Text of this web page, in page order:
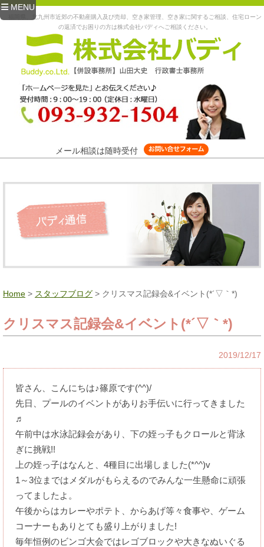
MENU
福岡県、北九州市近郊の不動産購入及び売却、空き家管理、空き家に関するご相談、住宅ローン
の返済でお困りの方は株式会社バディへご相談ください。
メール相談は随時受付
Home > スタッフブログ > クリスマス記録会&イベント(*´▽｀*)
クリスマス記録会&イベント(*´▽｀*)
2019/12/17
皆さん、こんにちは♪篠原です(^^)/
先日、プールのイベントがありお手伝いに行ってきました
♬
午前中は水泳記録会があり、下の姪っ子もクロールと背泳
ぎに挑戦!!
上の姪っ子はなんと、4種目に出場しました(*^^)v
1～3位まではメダルがもらえるのでみんな一生懸命に頑張
ってましたよ。
午後からはカレーやポテト、からあげ等々食事や、ゲーム
コーナーもありとても盛り上がりました!
毎年恒例のビンゴ大会ではレゴブロックや大きなぬいぐる